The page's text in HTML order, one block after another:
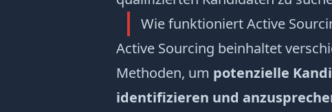
Wie funktioniert Active
Active Sourcing beinhaltet
Methoden, um potenzielle
identifizieren und